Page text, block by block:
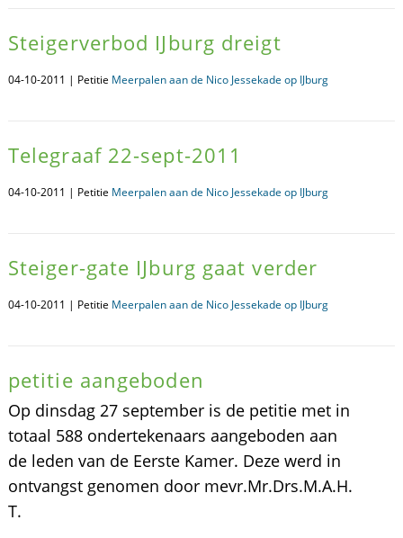
Steigerverbod IJburg dreigt
04-10-2011 | Petitie Meerpalen aan de Nico Jessekade op IJburg
Telegraaf 22-sept-2011
04-10-2011 | Petitie Meerpalen aan de Nico Jessekade op IJburg
Steiger-gate IJburg gaat verder
04-10-2011 | Petitie Meerpalen aan de Nico Jessekade op IJburg
petitie aangeboden
Op dinsdag 27 september is de petitie met in
totaal 588 ondertekenaars aangeboden aan
de leden van de Eerste Kamer. Deze werd in
ontvangst genomen door mevr.Mr.Drs.M.A.H.
T.